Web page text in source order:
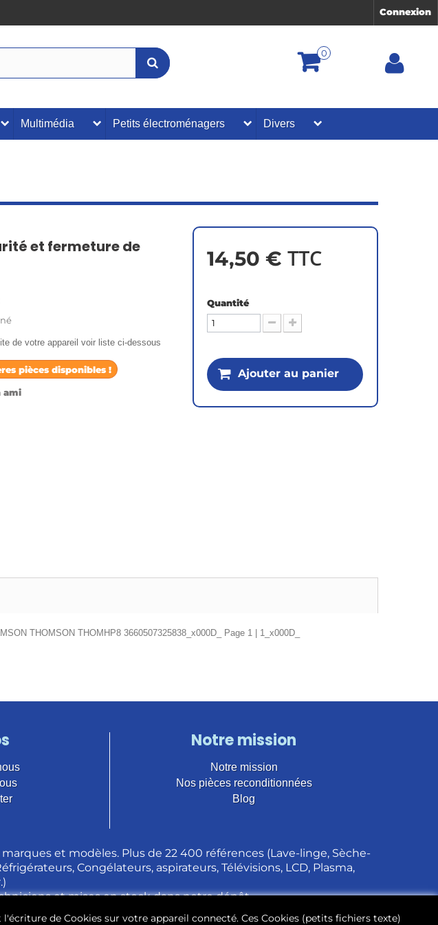
Connexion
0
Multimédia Petits électroménagers Divers
et fermeture de
de votre appareil voir liste ci-dessous
pièces disponibles !
ami
14,50 € TTC
Quantité
Ajouter au panier
THOMSON THOMHP8 3660507325838_x000D_ Page 1 | 1_x000D_
Notre mission
Notre mission
Nos pièces reconditionnées
Blog
et modèles. Plus de 22 400 références (Lave-linge, Sèche-
Congélateurs, aspirateurs, Télévisions, LCD, Plasma,
et mises en stock dans notre dépôt.
de Cookies sur votre appareil connecté. Ces Cookies (petits fichiers texte)